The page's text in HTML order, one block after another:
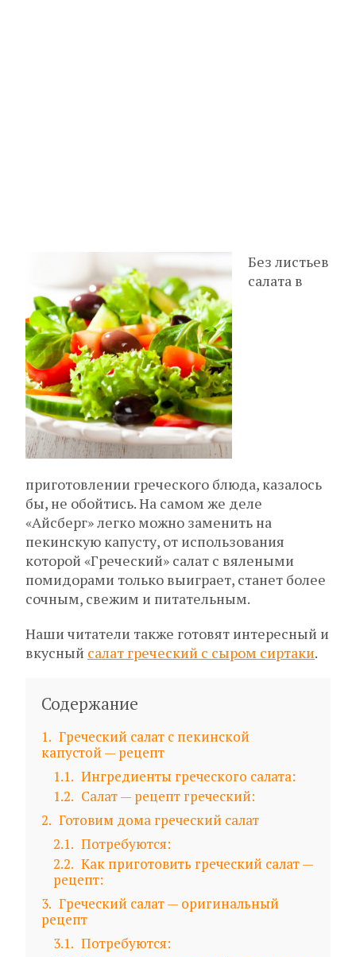
Без листьев
салата в
приготовлении греческого блюда, казалось
бы, не обойтись. На самом же деле
«Айсберг» легко можно заменить на
пекинскую капусту, от использования
которой «Греческий» салат с вялеными
помидорами только выиграет, станет более
сочным, свежим и питательным.
Наши читатели также готовят интересный и
вкусный салат греческий с сыром сиртаки.
Содержание
1
Греческий салат с пекинской
капустой — рецепт
1.1
Ингредиенты греческого салата:
1.2
Салат — рецепт греческий:
2
Готовим дома греческий салат
2.1
Потребуются:
2.2
Как приготовить греческий салат —
рецепт:
3 Греческий салат — оригинальный
рецепт
3.1
Потребуются: